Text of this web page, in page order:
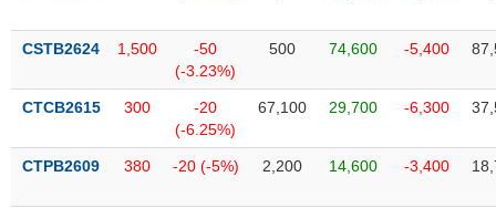
Tâm
lý
trường
CSTB2624 1,500
-50
(-3.23%)
500 74,600 -5,400
CTCB2615 300
-20
(-6.25%)
67,100 29,700 -6,300
CTPB2609 380 -20 (-5%) 2,200 14,600 -3,400
TIÊU
KHÔNG
YẾU